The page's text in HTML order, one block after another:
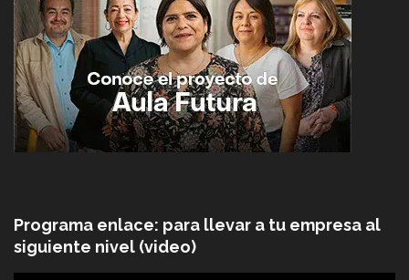
Programa enlace: para llevar a tu empresa al
siguiente nivel (video)